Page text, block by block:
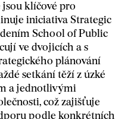
jsou klíčové pro
iniciativa Strategic
School of Public
ve dvojicích a s
plánování
setkání těží z úzké
a jednotlivými
což zajišťuje
podle konkrétních